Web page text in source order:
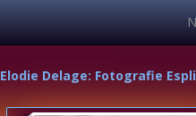
Elodie Delage: Fotografie